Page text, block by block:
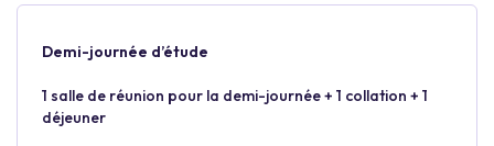
Demi-journée d’étude
1 salle de réunion pour la demi-journée + 1 collation + 1
déjeuner